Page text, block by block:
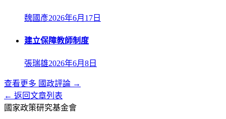
魏國彥2026年6月17日
建立保障教師制度
張瑞雄2026年6月8日
查看更多 國政評論 →
← 返回文章列表
國家政策研究基金會